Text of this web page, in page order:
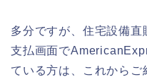
多分ですが、住宅設備
支払画面で
ている方は、これから